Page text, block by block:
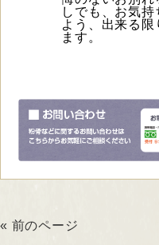
しでも、お気
よう、出来る限
ます。
« 前のページ